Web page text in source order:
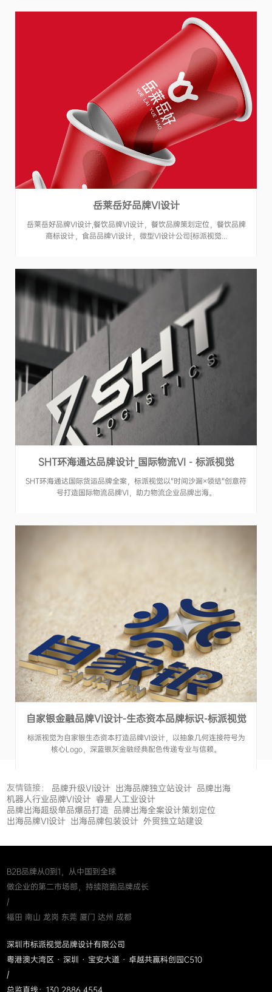
岳莱岳好品牌VI设计
岳莱岳好品牌VI设计,餐饮品牌VI设计，餐饮品牌策划定位，餐饮品牌
商标设计，食品品牌VI设计，微型VI设计公司{标派视觉...
SHT环海通达品牌设计_国际物流VI - 标派视觉
SHT环海通达国际货运品牌全案，标派视觉以"时间沙漏×领结"创意符
号打造国际物流品牌VI，助力物流企业品牌出海。
自家银金融品牌VI设计-生态资本品牌标识-标派视觉
标派视觉为自家银生态资本打造品牌VI设计，以抽象几何连接符号为
核心Logo，深蓝银灰金融经典配色传递专业与信赖。
友情链接： 品牌升级VI设计 出海品牌独立站设计 品牌出海
机器人行业品牌VI设计 睿星人工业设计
品牌出海超级单品爆品打造 品牌出海全案设计策划定位
出海品牌VI设计 出海品牌包装设计 外贸独立站建设
B2B品牌从0到1，从中国到全球
做企业的第二市场部，持续陪跑品牌成长
/
福田 南山 龙岗 东莞 厦门 达州 成都
深圳市标派视觉品牌设计有限公司
粤港澳大湾区 · 深圳 · 宝安大道 · 卓越共赢科创园C510
/
总监直线：130 2886 4554